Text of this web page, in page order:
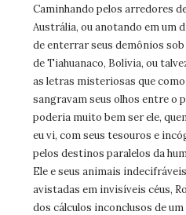
Caminhando pelos arredores
Austrália, ou anotando em um
de enterrar seus demônios sob
de Tiahuanaco, Bolívia, ou
as letras misteriosas que
sangravam seus olhos entre o
poderia muito bem ser ele,
eu vi, com seus tesouros e
pelos destinos paralelos da
Ele e seus animais
avistadas em invisíveis céus,
dos cálculos inconclusos de